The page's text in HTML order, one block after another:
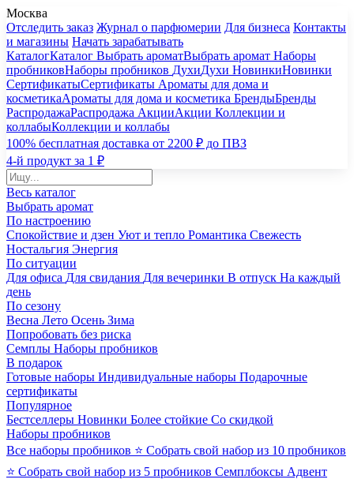
Москва
Отследить заказ Журнал о парфюмерии Для бизнеса Контакты
и магазины Начать зарабатывать
КаталогКаталог Выбрать ароматВыбрать аромат Наборы
пробниковНаборы пробников ДухиДухи НовинкиНовинки
СертификатыСертификаты Ароматы для дома и
косметикаАроматы для дома и косметика БрендыБренды
РаспродажаРаспродажа АкцииАкции Коллекции и
коллабыКоллекции и коллабы
100% бесплатная доставка от 2200 ₽ до ПВЗ
4-й продукт за 1 ₽
Весь каталог
Выбрать аромат
По настроению
Спокойствие и дзен Уют и тепло Романтика Свежесть
Ностальгия Энергия
По ситуации
Для офиса Для свидания Для вечеринки В отпуск На каждый
день
По сезону
Весна Лето Осень Зима
Попробовать без риска
Семплы Наборы пробников
В подарок
Готовые наборы Индивидуальные наборы Подарочные
сертификаты
Популярное
Бестселлеры Новинки Более стойкие Со скидкой
Наборы пробников
Все наборы пробников ⭐ Собрать свой набор из 10 пробников
⭐ Собрать свой набор из 5 пробников Семплбоксы Адвент